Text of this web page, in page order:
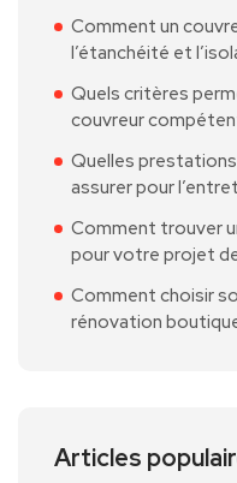
Comment un
l’étanchéité et
Quels critères
couvreur
Quelles
assurer pour
Comment trouver
pour votre projet
Comment choisir
rénovation
Articles